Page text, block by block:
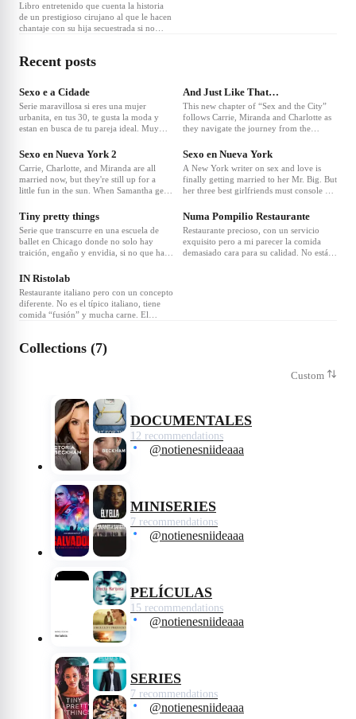
Libro entretenido que cuenta la historia
de un prestigioso cirujano al que le hacen
chantaje con su hija secuestrada si no
rescatarla sin que su cuñado tenga que
matar al presidente haciendo que parezca
Recent posts
Sexo e a Cidade
Serie maravillosa si eres una mujer
urbanita, en tus 30, te gusta la moda y
estan en busca de tu pareja ideal. Muy
en Nueva York, muy distintas, que
presenta encontrarlo.
And Just Like That…
This new chapter of “Sex and the City”
follows Carrie, Miranda and Charlotte as
they navigate the journey from the
in their 30s to the even more complicated
Sexo en Nueva York 2
Carrie, Charlotte, and Miranda are all
married now, but they're still up for a
little fun in the sun. When Samantha gets
extravagant vacation destinations on the
planet and offers to bring them all along,
they surmise that a women-only retreat
may be the perfect excuse to eschew their
responsibilities and remember what life
down.
Sexo en Nueva York
A New York writer on sex and love is
finally getting married to her Mr. Big. But
her three best girlfriends must console her
Big to jilt her.
Tiny pretty things
Serie que transcurre en una escuela de
ballet en Chicago donde no solo hay
traición, engaño y envidia, si no que hay
la danza porque hay muchas escenas de
pero sin más, parece que el final se queda
a medias.
Numa Pompilio Restaurante
Restaurante precioso, con un servicio
exquisito pero a mi parecer la comida
demasiado cara para su calidad. No está
IN Ristolab
Restaurante italiano pero con un concepto
diferente. No es el típico italiano, tiene
comida “fusión” y mucha carne. El
Calidad-precio creo que no merece la
pena.. bastante caro para lo que ofrece,
Collections (7)
Custom
DOCUMENTALES
12 recommendations
@notienesniideaaa
MINISERIES
7 recommendations
@notienesniideaaa
PELÍCULAS
15 recommendations
@notienesniideaaa
SERIES
7 recommendations
@notienesniideaaa